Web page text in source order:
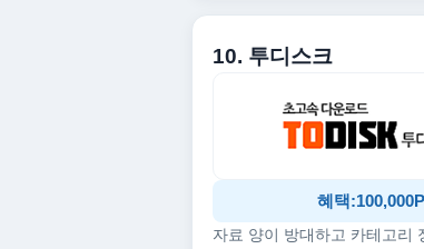
10. 투디스크
혜택:100,000P
자료 양이 방대하고 카테고리